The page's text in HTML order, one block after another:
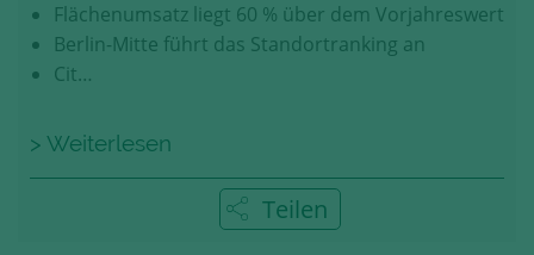
Flächenumsatz liegt 60 % über dem Vorjahreswert
Berlin-Mitte führt das Standortranking an
Cit…
> Weiterlesen
Teilen